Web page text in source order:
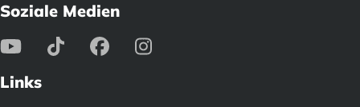
Soziale Medien
Links